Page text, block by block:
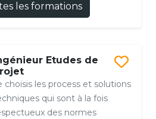
les formations
Etudes de
choisis les process et solutions
qui sont à la fois
des normes